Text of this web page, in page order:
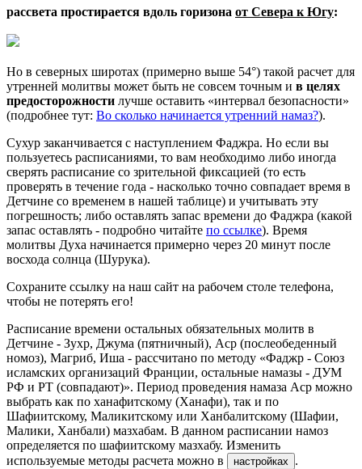
рассвета простирается вдоль горизона от Севера к Югу:
Но в северных широтах (примерно выше 54°) такой расчет для
утренней молитвы может быть не совсем точным и в целях
предосторожности лучше оставить «интервал безопасности»
(подробнее тут: Во сколько начинается утренний намаз?).
Сухур заканчивается с наступлением Фаджра. Но если вы
пользуетесь расписаниями, то вам необходимо либо иногда
сверять расписание со зрительной фиксацией (то есть
проверять в течение года - насколько точно совпадает время в
Детчине со временем в нашей таблице) и учитывать эту
погрешность; либо оставлять запас времени до Фаджра (какой
запас оставлять - подробно читайте по ссылке). Время
молитвы Духа начинается примерно через 20 минут после
восхода солнца (Шурука).
Сохраните ссылку на наш сайт на рабочем столе телефона,
чтобы не потерять его!
Расписание времени остальных обязательных молитв в
Детчине - Зухр, Джума (пятничный), Аср (послеобеденный
номоз), Магриб, Иша - рассчитано по методу «Фаджр - Союз
исламских организаций Франции, остальные намазы - ДУМ
РФ и РТ (совпадают)». Период проведения намаза Аср можно
выбрать как по ханафитскому (Ханафи), так и по
Шафиитскому, Маликитскому или Ханбалитскому (Шафии,
Малики, Ханбали) мазхабам. В данном расписании намоз
определяется по шафиитскому мазхабу. Изменить
используемые методы расчета можно в
настройках .